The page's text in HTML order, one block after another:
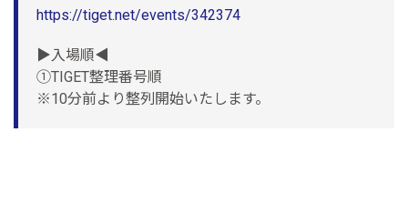
https://tiget.net/events/342374
▶︎入場順◀︎
①TIGET整理番号順
※10分前より整列開始いたします。